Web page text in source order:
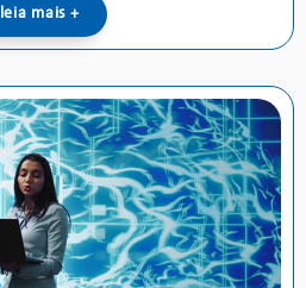
leia mais +